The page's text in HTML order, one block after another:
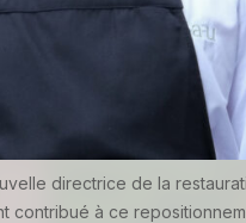
directrice de la
contribué à ce